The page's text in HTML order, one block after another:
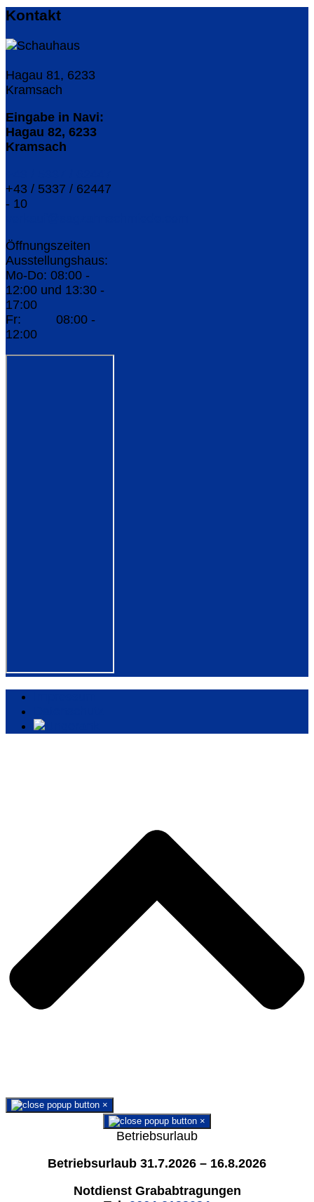
Kontakt
Hagau 81, 6233
Kramsach
Eingabe in Navi:
Hagau 82, 6233
Kramsach
+43 / 5337 / 62447
- 10
Öffnungszeiten
Ausstellungshaus:
Mo-Do: 08:00 -
12:00 und 13:30 -
17:00
Fr: 08:00 -
12:00
×
×
Betriebsurlaub
Betriebsurlaub 31.7.2026 – 16.8.2026
Notdienst Grababtragungen